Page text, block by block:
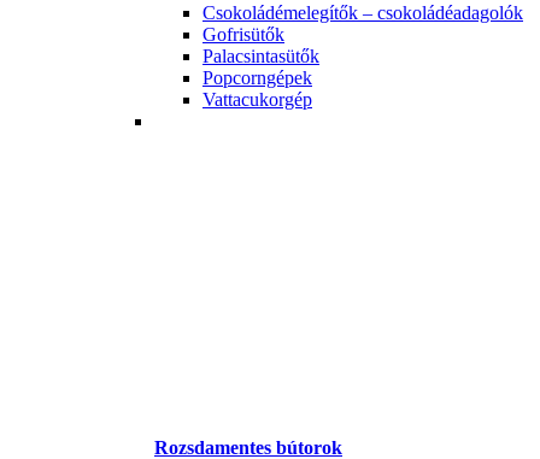
Csokoládémelegítők – csokoládéadagolók
Gofrisütők
Palacsintasütők
Popcorngépek
Vattacukorgép
Rozsdamentes bútorok